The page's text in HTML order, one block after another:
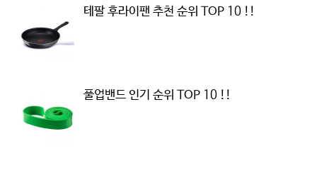
테팔 후라이팬 추천 순위 TOP 10 !!
풀업밴드 인기 순위 TOP 10 !!